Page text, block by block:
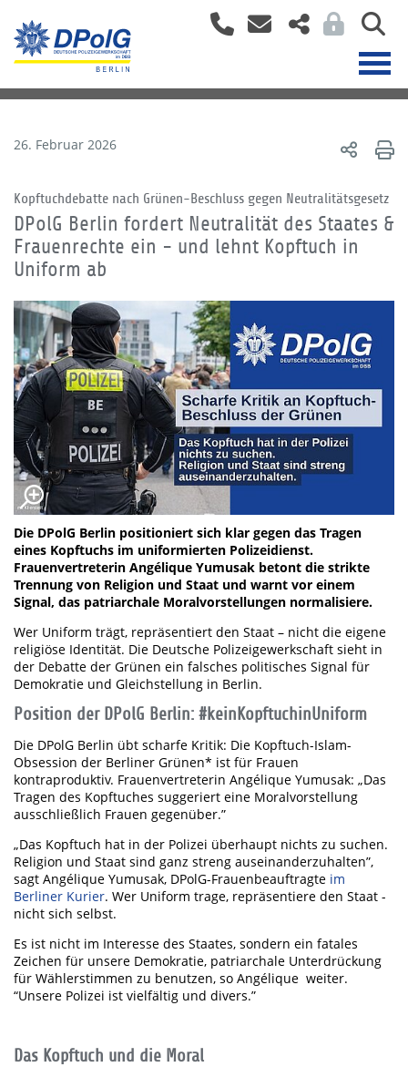
26. Februar 2026
Kopftuchdebatte nach Grünen-Beschluss gegen Neutralitätsgesetz
DPolG Berlin fordert Neutralität des Staates &
Frauenrechte ein - und lehnt Kopftuch in
Uniform ab
Die DPolG Berlin positioniert sich klar gegen das Tragen
eines Kopftuchs im uniformierten Polizeidienst.
Frauenvertreterin Angélique Yumusak betont die strikte
Trennung von Religion und Staat und warnt vor einem
Signal, das patriarchale Moralvorstellungen normalisiere.
Wer Uniform trägt, repräsentiert den Staat – nicht die eigene
religiöse Identität. Die Deutsche Polizeigewerkschaft sieht in
der Debatte der Grünen ein falsches politisches Signal für
Demokratie und Gleichstellung in Berlin.
Position der DPolG Berlin: #keinKopftuchinUniform
Die DPolG Berlin übt scharfe Kritik: Die Kopftuch-Islam-
Obsession der Berliner Grünen* ist für Frauen
kontraproduktiv. Frauenvertreterin Angélique Yumusak: „Das
Tragen des Kopftuches suggeriert eine Moralvorstellung
ausschließlich Frauen gegenüber.”
„Das Kopftuch hat in der Polizei überhaupt nichts zu suchen.
Religion und Staat sind ganz streng auseinanderzuhalten”,
sagt Angélique Yumusak, DPolG-Frauenbeauftragte im
Berliner Kurier. Wer Uniform trage, repräsentiere den Staat -
nicht sich selbst.
Es ist nicht im Interesse des Staates, sondern ein fatales
Zeichen für unsere Demokratie, patriarchale Unterdrückung
für Wählerstimmen zu benutzen, so Angélique weiter.
“Unsere Polizei ist vielfältig und divers.”
Das Kopftuch und die Moral